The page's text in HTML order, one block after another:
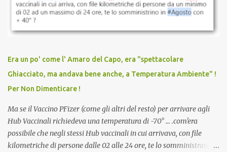
discriminazioni per coloro che non l’hanno fatto. Se non sei stato
vaccinato, nessuno aveva prima cercato di farti sentire una
persona cattiva. Non avevamo mai visto un vaccino che minacci le
vaccino usato per minacciare i mezzi di sussistenza, il lavoro o la
scuola. Non avevamo mai visto un vaccino che permettesse a un
dodicenne di ignorare il consenso dei genitori. Dopo tutti i vaccini
che abbiamo elencato sopra...
Era un po' come l' Amaro del Capo, era "spettacolare
Ghiacciato, ma andava bene anche, a Temperatura Ambiente" !
Per Non Dimenticare !
Ma se il Vaccino PFizer (come gli altri del resto) per arrivare agli
Hub Vaccinali richiedeva una temperatura di -70° ... .com'era
possibile che negli stessi Hub vaccinali in cui arrivava, con file
kilometriche di persone dalle 02 alle 24 ore, te lo somministravano